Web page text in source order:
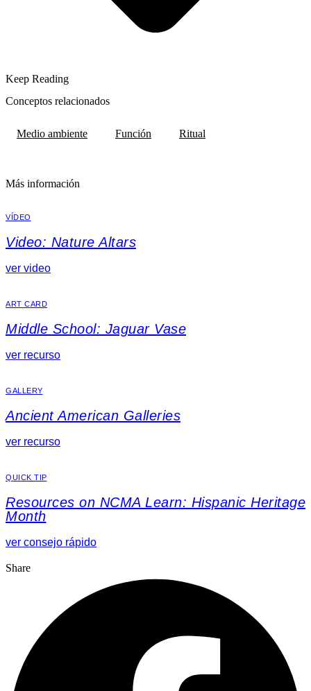
Keep Reading
Conceptos relacionados
Medio ambiente Función Ritual
Más información
VÍDEO
Video: Nature Altars
ver video
ART CARD
Middle School: Jaguar Vase
ver recurso
GALLERY
Ancient American Galleries
ver recurso
QUICK TIP
Resources on NCMA Learn: Hispanic Heritage
Month
ver consejo rápido
Share